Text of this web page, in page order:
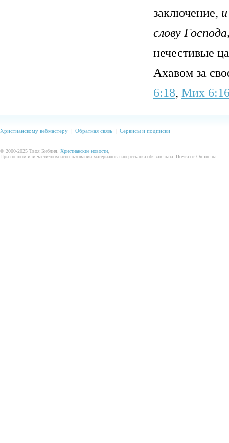
заключение,
слову
нечестивые
Ахавом за
6:18, Мих
Христианскому вебмастеру Обратная связь Сервисы и подписки
© 2000-2025 Твоя Библия. Христианские новости
При полном или частичном использовании материалов гиперссылка обязательна. Почта от Online.ua